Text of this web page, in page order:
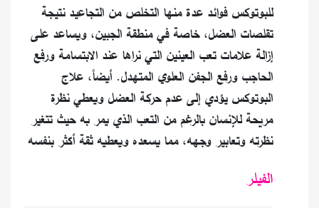
للبوتوكس فوائد عدة منها التخلص من التجاعيد نتيجة
تقلصات العضل، خاصة في منطقة الجبين، ويساعد على
إزالة علامات تعب العينين التي نراها عند الابتسامة ورفع
الحاجب ورفع الجفن العلوي المتهدل. أيضاً، علاج
البوتوكس يؤدي إلى عدم حركة العضل ويعطي نظرة
مريحة للإنسان بالرغم من التعب الذي يمر به حيث تتغير
نظرته وتعابير وجهه، مما يسعده ويعطيه ثقة أكثر بنفسه
الفيلر